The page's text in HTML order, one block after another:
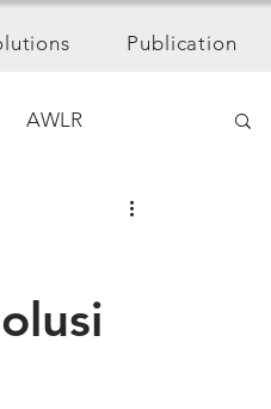
Publication
AWLR